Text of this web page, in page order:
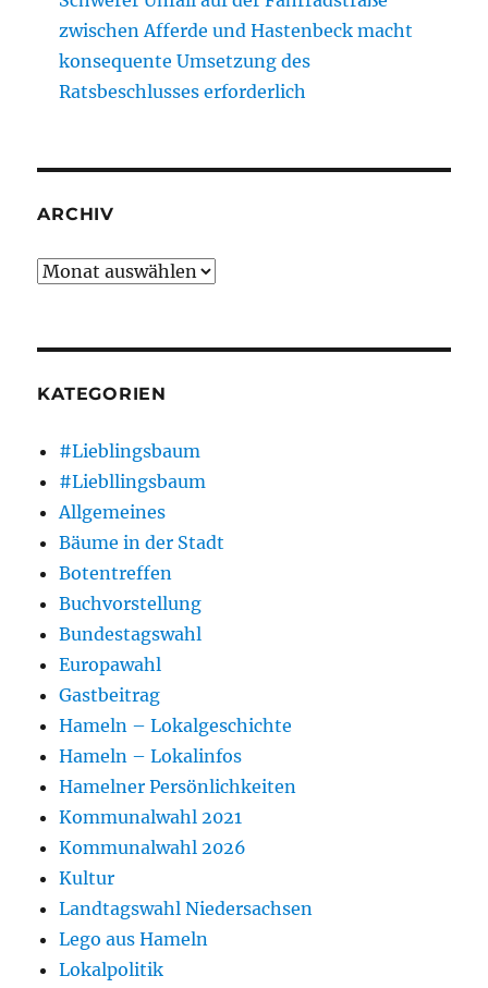
zwischen Afferde und Hastenbeck macht
konsequente Umsetzung des
Ratsbeschlusses erforderlich
ARCHIV
Archiv
KATEGORIEN
#Lieblingsbaum
#Liebllingsbaum
Allgemeines
Bäume in der Stadt
Botentreffen
Buchvorstellung
Bundestagswahl
Europawahl
Gastbeitrag
Hameln – Lokalgeschichte
Hameln – Lokalinfos
Hamelner Persönlichkeiten
Kommunalwahl 2021
Kommunalwahl 2026
Kultur
Landtagswahl Niedersachsen
Lego aus Hameln
Lokalpolitik